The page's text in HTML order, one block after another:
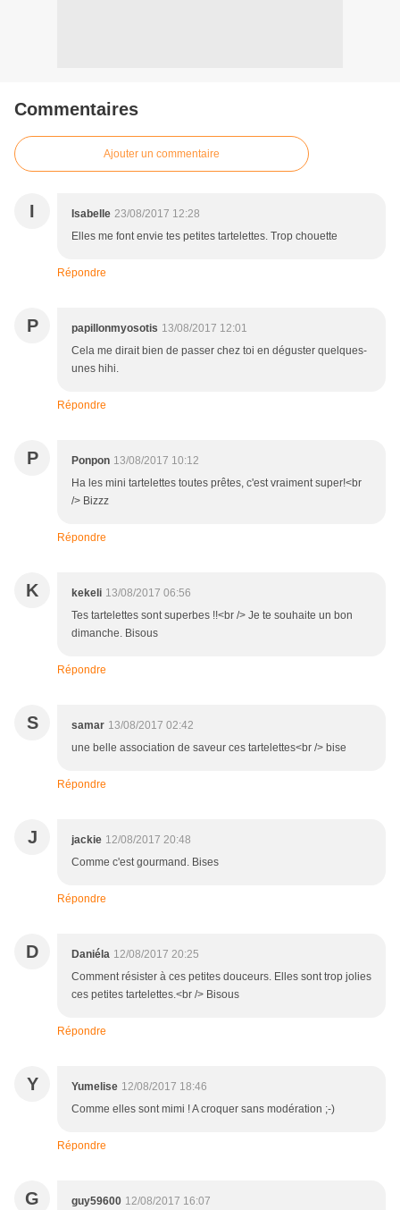
Commentaires
Ajouter un commentaire
I Isabelle 23/08/2017 12:28
Elles me font envie tes petites tartelettes. Trop chouette
Répondre
P papillonmyosotis 13/08/2017 12:01
Cela me dirait bien de passer chez toi en déguster quelques-
unes hihi.
Répondre
P Ponpon 13/08/2017 10:12
Ha les mini tartelettes toutes prêtes, c'est vraiment super!<br
/> Bizzz
Répondre
K kekeli 13/08/2017 06:56
Tes tartelettes sont superbes !!<br /> Je te souhaite un bon
dimanche. Bisous
Répondre
S samar 13/08/2017 02:42
une belle association de saveur ces tartelettes<br /> bise
Répondre
J jackie 12/08/2017 20:48
Comme c'est gourmand. Bises
Répondre
D Daniéla 12/08/2017 20:25
Comment résister à ces petites douceurs. Elles sont trop jolies
ces petites tartelettes.<br /> Bisous
Répondre
Y Yumelise 12/08/2017 18:46
Comme elles sont mimi ! A croquer sans modération ;-)
Répondre
G guy59600 12/08/2017 16:07